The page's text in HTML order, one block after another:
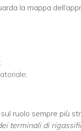
la mappa
ruolo sempre più
terminali di